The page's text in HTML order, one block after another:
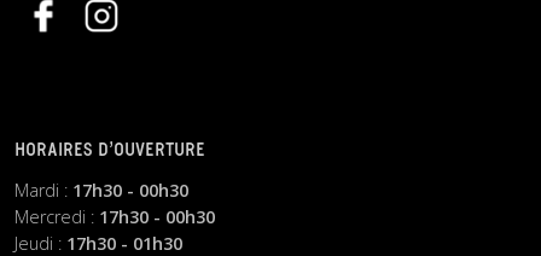
HORAIRES D’OUVERTURE
Mardi : 17h30 - 00h30
Mercredi : 17h30 - 00h30
Jeudi : 17h30 - 01h30